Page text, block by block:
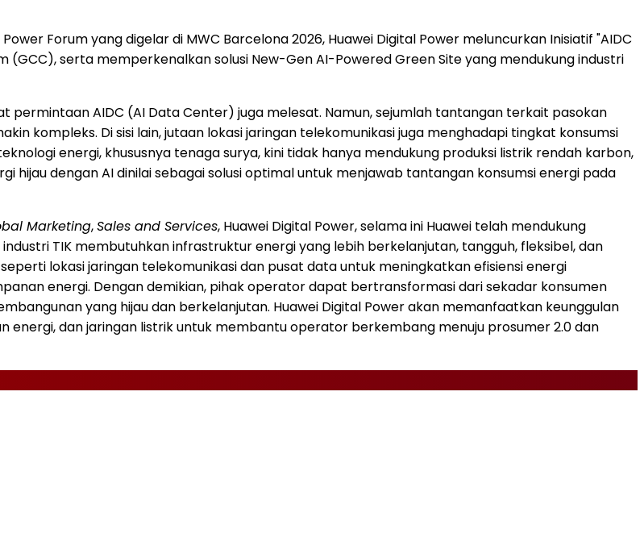
Forum yang digelar di MWC Barcelona 2026, Huawei Digital Power meluncurkan Inisiatif "AIDC
serta memperkenalkan solusi New-Gen AI-Powered Green Site yang mendukung industri
AIDC (AI Data Center) juga melesat. Namun, sejumlah tantangan terkait pasokan
kompleks. Di sisi lain, jutaan lokasi jaringan telekomunikasi juga menghadapi tingkat konsumsi
energi, khususnya tenaga surya, kini tidak hanya mendukung produksi listrik rendah karbon,
hijau dengan AI dinilai sebagai solusi optimal untuk menjawab tantangan konsumsi energi pada
Marketing,Sales and Services, Huawei Digital Power, selama ini Huawei telah mendukung
industri TIK membutuhkan infrastruktur energi yang lebih berkelanjutan, tangguh, fleksibel, dan
lokasi jaringan telekomunikasi dan pusat data untuk meningkatkan efisiensi energi
energi. Dengan demikian, pihak operator dapat bertransformasi dari sekadar konsumen
yang hijau dan berkelanjutan. Huawei Digital Power akan memanfaatkan keunggulan
energi, dan jaringan listrik untuk membantu operator berkembang menuju prosumer 2.0 dan